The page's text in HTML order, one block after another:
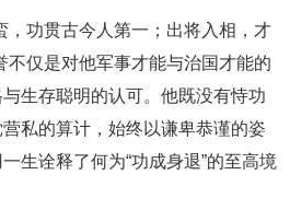
，功贯古今人第一；出将入相，才
不仅是对他军事才能与治国才能的
生存聪明的认可。他既没有恃功
私的算计，始终以谦卑恭谨的姿
生诠释了何为“功成身退”的至高境